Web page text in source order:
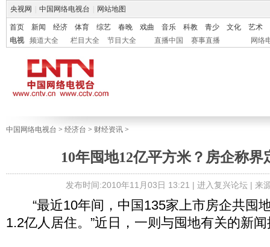
央视网 中国网络电视台 网站地图
首页 新闻 经济 体育 综艺 春晚 戏曲 音乐 科教 青少 文化
艺术
电视
频道大全 栏目大全 节目大全 直播中国 赛事直播 网络
中国网络电视台 > 经济台 > 财经资讯 >
10年囤地12亿平方米？房企称界
发布时间:2010年11月03日 13:21 | 进入复兴论坛| 来
“最近10年间，中国135家上市房企共囤
1.2亿人居住。”近日，一则与囤地有关的新